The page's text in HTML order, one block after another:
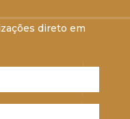
direto em